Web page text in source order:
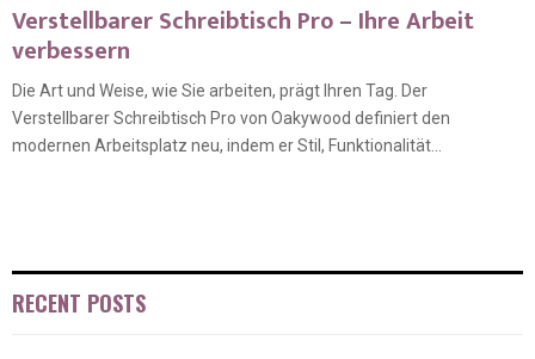
Verstellbarer Schreibtisch Pro – Ihre Arbeit
verbessern
Die Art und Weise, wie Sie arbeiten, prägt Ihren Tag. Der
Verstellbarer Schreibtisch Pro von Oakywood definiert den
modernen Arbeitsplatz neu, indem er Stil, Funktionalität...
RECENT POSTS